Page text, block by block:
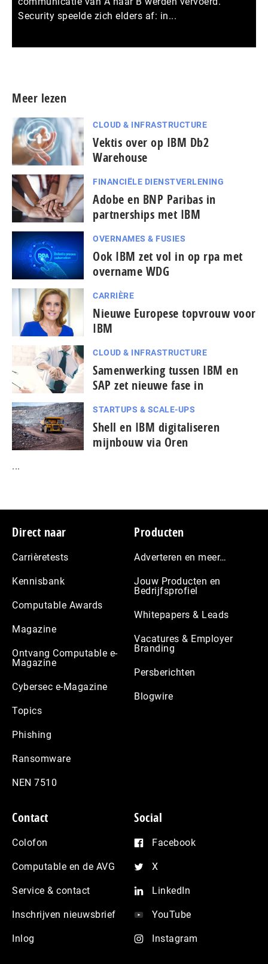
Security speelde zich elders af: in...
Meer lezen
CLOUD & INFRASTRUCTURE
Vektis over op IBM Db2
Warehouse
FINANCIËLE DIENSTVERLENING
Adobe en BNP Paribas in
partnerships met IBM
OVERNAMES & FUSIES
Ook IBM zet vol in op rpa met
overname WDG
CARRIÈRE
Nieuwe Europese topvrouw voor
IBM
CLOUD & INFRASTRUCTURE
Samenwerking tussen IBM en
SAP zet nieuwe fase in
STARTUPS & SCALE-UPS
Shell en IBM digitaliseren
mijnbouw via Oren
...
Footer
Direct naar
Carrièretests
Kennisbank
Computable Awards
Magazine
Ontvang Computable e-
Magazine
Cybersec e-Magazine
Topics
Phishing
Ransomware
NEN 7510
Producten
Adverteren en meer…
Jouw Producten en
Bedrijfsprofiel
Whitepapers & Leads
Vacatures & Employer
Branding
Persberichten
Blogwire
Contact
Colofon
Computable en de AVG
Service & contact
Inschrijven nieuwsbrief
Inlog
Social
Facebook
X
LinkedIn
YouTube
Instagram